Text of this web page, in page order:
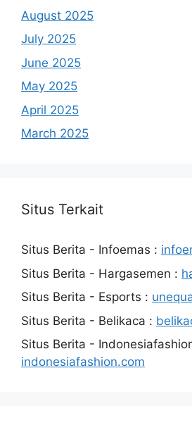
August 2025
July 2025
June 2025
May 2025
April 2025
March 2025
Situs Terkait
Situs Berita - Infoemas :
Situs Berita - Hargasemen :
Situs Berita - Esports :
Situs Berita - Belikaca :
Situs Berita -
indonesiafashion.com